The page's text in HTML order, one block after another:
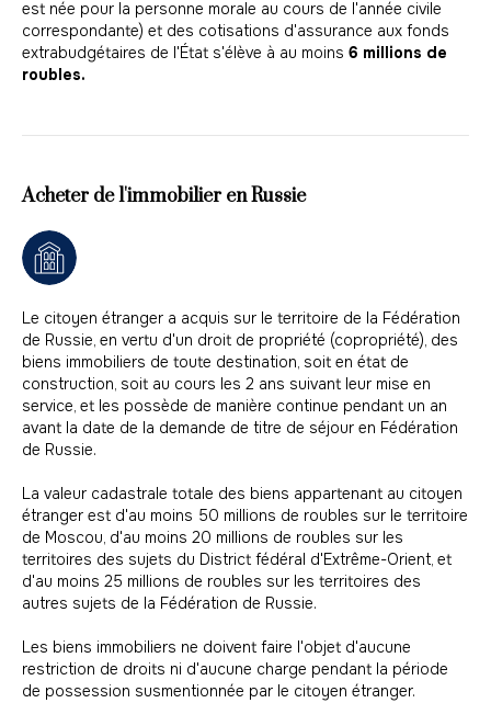
est née pour la personne morale au cours de l'année civile
correspondante) et des cotisations d'assurance aux fonds
extrabudgétaires de l'État s'élève à au moins 6 millions de
roubles.
Acheter de l'immobilier en Russie
Le citoyen étranger a acquis sur le territoire de la Fédération
de Russie, en vertu d'un droit de propriété (copropriété), des
biens immobiliers de toute destination, soit en état de
construction, soit au cours les 2 ans suivant leur mise en
service, et les possède de manière continue pendant un an
avant la date de la demande de titre de séjour en Fédération
de Russie.
La valeur cadastrale totale des biens appartenant au citoyen
étranger est d'au moins 50 millions de roubles sur le territoire
de Moscou, d'au moins 20 millions de roubles sur les
territoires des sujets du District fédéral d'Extrême-Orient, et
d'au moins 25 millions de roubles sur les territoires des
autres sujets de la Fédération de Russie.
Les biens immobiliers ne doivent faire l'objet d'aucune
restriction de droits ni d'aucune charge pendant la période
de possession susmentionnée par le citoyen étranger.